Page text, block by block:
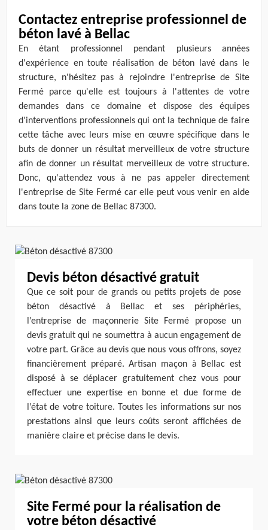
Contactez entreprise professionnel de
béton lavé à Bellac
En étant professionnel pendant plusieurs années
d'expérience en toute réalisation de béton lavé dans le
structure, n'hésitez pas à rejoindre l'entreprise de Site
Fermé parce qu'elle est toujours à l'attentes de votre
demandes dans ce domaine et dispose des équipes
d'interventions professionnels qui ont la technique de faire
cette tâche avec leurs mise en œuvre spécifique dans le
buts de donner un résultat merveilleux de votre structure
afin de donner un résultat merveilleux de votre structure.
Donc, qu'attendez vous à ne pas appeler directement
l'entreprise de Site Fermé car elle peut vous venir en aide
dans toute la zone de Bellac 87300.
Devis béton désactivé gratuit
Que ce soit pour de grands ou petits projets de pose
béton désactivé à Bellac et ses périphéries,
l’entreprise de maçonnerie Site Fermé propose un
devis gratuit qui ne soumettra à aucun engagement de
votre part. Grâce au devis que nous vous offrons, soyez
financièrement préparé. Artisan maçon à Bellac est
disposé à se déplacer gratuitement chez vous pour
effectuer une expertise en bonne et due forme de
l’état de votre toiture. Toutes les informations sur nos
prestations ainsi que leurs coûts seront affichées de
manière claire et précise dans le devis.
Site Fermé pour la réalisation de
votre béton désactivé